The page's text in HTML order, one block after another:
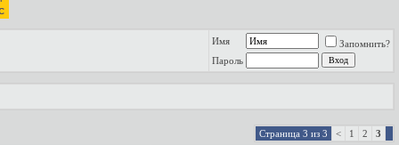
Имя
Запомнить?
Пароль
Страница 3 из 3 < 1 2 3